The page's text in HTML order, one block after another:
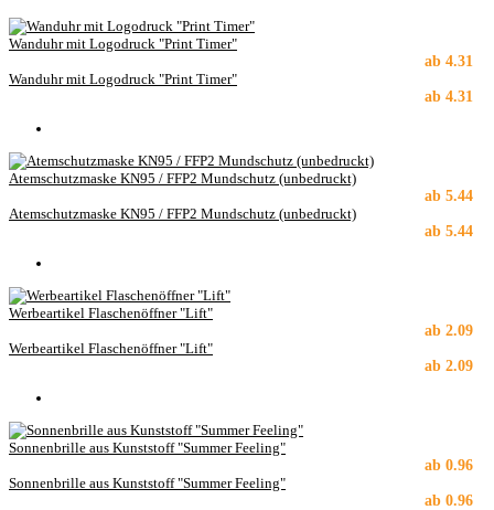
Wanduhr mit Logodruck "Print Timer"
ab 4.31
Wanduhr mit Logodruck "Print Timer"
ab 4.31
Atemschutzmaske KN95 / FFP2 Mundschutz (unbedruckt)
ab 5.44
Atemschutzmaske KN95 / FFP2 Mundschutz (unbedruckt)
ab 5.44
Werbeartikel Flaschenöffner "Lift"
ab 2.09
Werbeartikel Flaschenöffner "Lift"
ab 2.09
Sonnenbrille aus Kunststoff "Summer Feeling"
ab 0.96
Sonnenbrille aus Kunststoff "Summer Feeling"
ab 0.96